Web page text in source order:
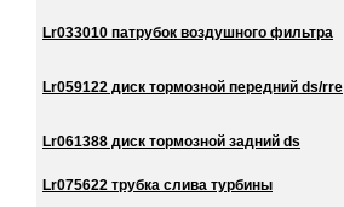
Lr033010 патрубок воздушного фильтра
Lr059122 диск тормозной передний ds/rre
Lr061388 диск тормозной задний ds
Lr075622 трубка слива турбины